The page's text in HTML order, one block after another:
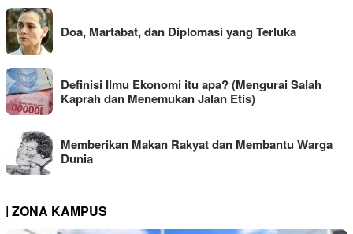
Doa, Martabat, dan Diplomasi yang Terluka
Definisi Ilmu Ekonomi itu apa? (Mengurai Salah
Kaprah dan Menemukan Jalan Etis)
Memberikan Makan Rakyat dan Membantu Warga
Dunia
| ZONA KAMPUS